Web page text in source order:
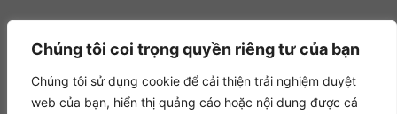
Chúng tôi coi trọng quyền riêng tư của bạn
Chúng tôi sử dụng cookie để cải thiện trải nghiệm duyệt
web của bạn, hiển thị quảng cáo hoặc nội dung được cá